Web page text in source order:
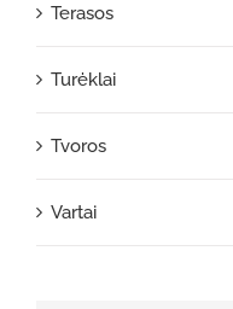
Terasos
Turėklai
Tvoros
Vartai